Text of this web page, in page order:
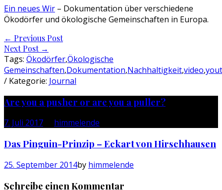
Ein neues Wir – Dokumentation über verschiedene
Ökodörfer und ökologische Gemeinschaften in Europa.
Post
navigation
← Previous Post
Next Post →
Tags: Ökodörfer,Ökologische
Gemeinschaften,Dokumentation,Nachhaltigkeit,video,
/ Kategorie: Journal
Are you a pusher or are you a puller?
7. Juli 2017 himmelende
Das Pinguin-Prinzip – Eckart von Hirschhausen
25. September 2014by himmelende
Schreibe einen Kommentar